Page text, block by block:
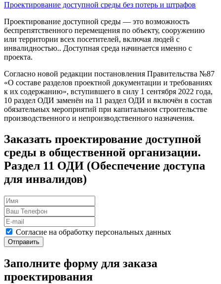
Проектирование доступной среды без потерь и штрафов
Проектирование доступной среды — это возможность
беспрепятственного перемещения по объекту, сооружению
или территории всех посетителей, включая людей с
инвалидностью.. Доступная среда начинается именно с
проекта.
Согласно новой редакции постановления Правительства №87
«О составе разделов проектной документации и требованиях
к их содержанию», вступившего в силу 1 сентября 2022 года,
10 раздел ОДИ заменён на 11 раздел ОДИ и включён в состав
обязательных мероприятий при капитальном строительстве
производственного и непроизводственного назначения.
Заказать проектирование доступной
среды в общественной организации.
Раздел 11 ОДИ (Обеспечение доступа
для инвалидов)
Согласие на обработку персональных данных
Отправить
Заполните форму для заказа
проектирования